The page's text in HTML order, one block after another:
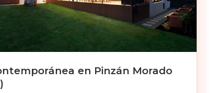
en Pinzán Morado